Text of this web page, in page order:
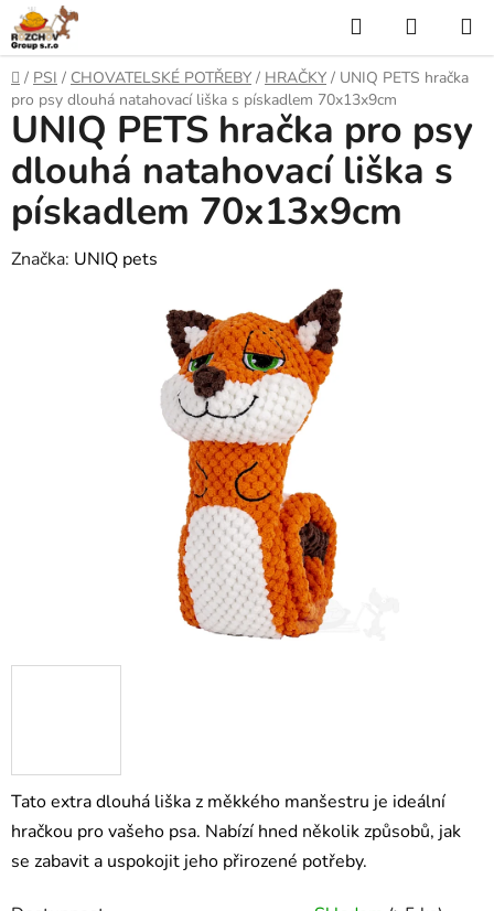
e
l
e
d
a
t
Á
U
P
D
o
m
ů
/ PSI / CHOVATELSKÉ POTŘEBY / HRAČKY / UNIQ PETS hračka
pro psy dlouhá natahovací liška s pískadlem 70x13x9cm
Tato extra dlouhá liška z měkkého manšestru je ideální
hračkou pro vašeho psa. Nabízí hned několik způsobů, jak
se zabavit a uspokojit jeho přirozené potřeby.
UNIQ PETS hračka pro psy
dlouhá natahovací liška s
pískadlem 70x13x9cm
Značka: UNIQ pets